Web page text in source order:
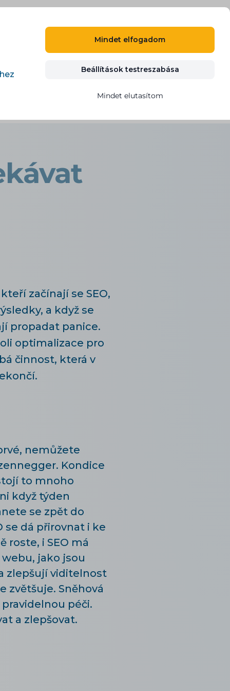
INGYENES KIPRÓBÁLÁS
začínají se SEO,
a když se
propadat panice.
optimalizace pro
činnost, která v
nemůžete
Kondice
to mnoho
když týden
se zpět do
se dá přirovnat i ke
roste, i SEO má
jako jsou
zlepšují viditelnost
zvětšuje. Sněhová
péči.
a zlepšovat.
Mindet elfogadom
Beállítások testreszabása
Mindet elutasítom